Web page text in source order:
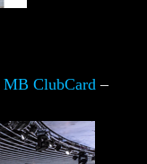
MB ClubCard –